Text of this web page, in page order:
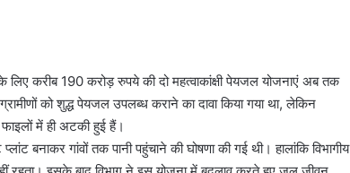
करीब 190 करोड़ रुपये की दो महत्वाकांक्षी पेयजल योजनाएं अब तक
को शुद्ध पेयजल उपलब्ध कराने का दावा किया गया था, लेकिन
में ही अटकी हुई हैं।
बनाकर गांवों तक पानी पहुंचाने की घोषणा की गई थी। हालांकि विभागीय